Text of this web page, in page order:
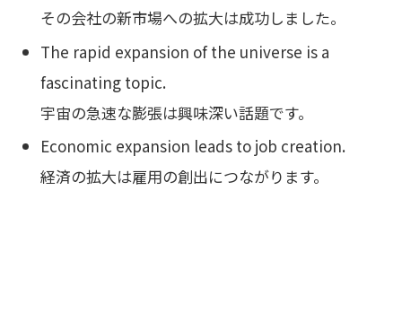
その会社の新市場への拡大は成功しました。
The rapid expansion of the universe is a
fascinating topic.
宇宙の急速な膨張は興味深い話題です。
Economic expansion leads to job creation.
経済の拡大は雇用の創出につながります。